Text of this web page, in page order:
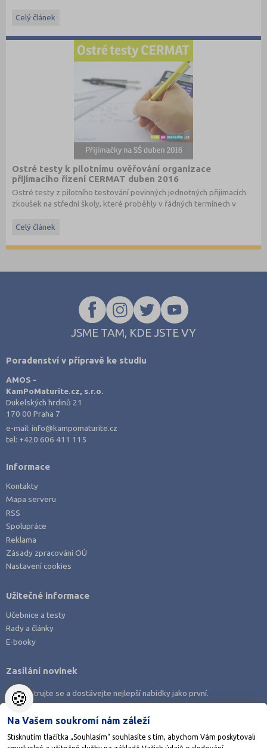
Celý článek
Ostré testy k pilotnímu ověřování organizace
přijímacího řízení CERMAT duben 2016
Ostré testy z pilotního testování povinných jednotných přijímacích
zkoušek na střední školy, které proběhly v řádných termínech v
Stáhněte si ostré i ilustrační testy
Celý článek
JSME TAM, KDE JSTE VY
Poradenství v přípravě ke studiu
AMOS -
KamPoMaturite.cz, s.r.o.
Dukelských hrdinů 21
170 00 Praha 7
e-mail:info@kampomaturite.cz
tel: +420 606 411 115
Informace
Kontakty
Mapa serveru
RSS
Spolupráce
Reklama
Zásady zpracování OÚ
Nastavení cookies
Užitečné informace
Učebnice a testy
Rady a články
E-booky
Zasílání novinek
Zaregistrujte se a dostávejte nejlepší nabídky jako první.
🍪
Na Vašem soukromí nám záleží
Stisknutím tlačítka „Souhlasím“ souhlasíte s tím, abychom Vám poskytovali